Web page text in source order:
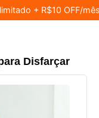
+ R$10 OFF/
Disfarçar